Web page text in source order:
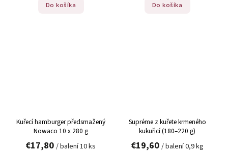
Do košíka Do košíka
Kuřecí hamburger předsmažený
Nowaco 10 x 280 g
€17,80 / balení 10 ks
Supréme z kuřete krmeného
kukuřicí (180–220 g)
€19,60 / balení 0,9 kg